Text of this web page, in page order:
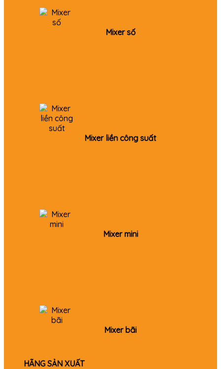
Mixer số
Mixer liền công suất
Mixer mini
Mixer bãi
HÃNG SẢN XUẤT